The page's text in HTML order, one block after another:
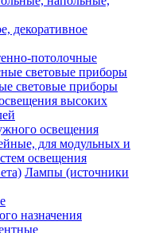
декоративное
потолочные
световые приборы
световые приборы
высоких
освещения
для модульных и
освещения
Лампы (источники
назначения